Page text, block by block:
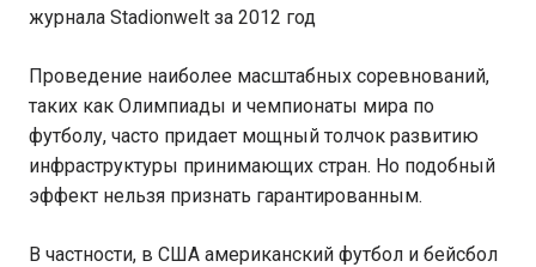
журнала Stadionwelt за 2012 год
Проведение наиболее масштабных соревнований,
таких как Олимпиады и чемпионаты мира по
футболу, часто придает мощный толчок развитию
инфраструктуры принимающих стран. Но подобный
эффект нельзя признать гарантированным.
В частности, в США американский футбол и бейсбол